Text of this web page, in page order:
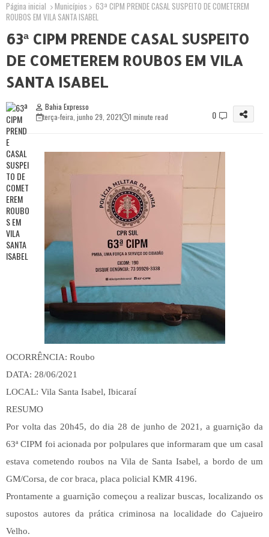
Página inicial Municípios
63ª CIPM PRENDE CASAL SUSPEITO DE COMETEREM
ROUBOS EM VILA SANTA ISABEL
63ª CIPM PRENDE CASAL SUSPEITO
DE COMETEREM ROUBOS EM VILA
SANTA ISABEL
Bahia Expresso
terça-feira, junho 29, 2021
1 minute read 0
OCORRÊNCIA: Roubo
DATA: 28/06/2021
LOCAL: Vila Santa Isabel, Ibicaraí
RESUMO
Por volta das 20h45, do dia 28 de junho de 2021, a guarnição da
63ª CIPM foi acionada por polpulares que informaram que um casal
estava cometendo roubos na Vila de Santa Isabel, a bordo de um
GM/Corsa, de cor braca, placa policial KMR 4196.
Prontamente a guarnição começou a realizar buscas, localizando os
supostos autores da prática criminosa na localidade do Cajueiro
Velho.